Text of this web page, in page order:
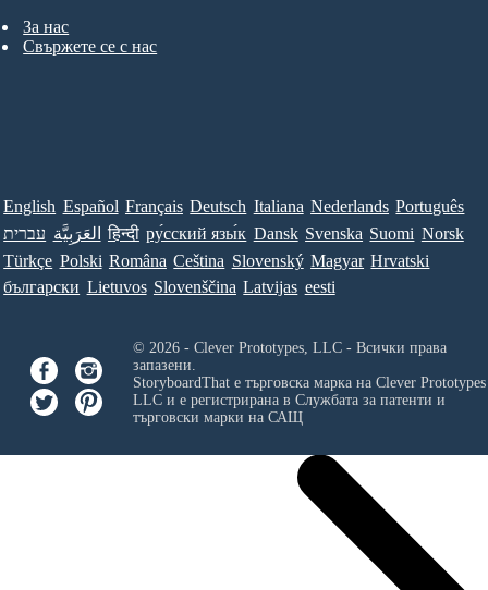
За нас
Свържете се с нас
English Español Français Deutsch Italiana Nederlands Português
עברית العَرَبِيَّة हिन्दी ру́сский язы́к Dansk Svenska Suomi Norsk
Türkçe Polski Româna Ceština Slovenský Magyar Hrvatski
български Lietuvos Slovenščina Latvijas eesti
© 2026 - Clever Prototypes, LLC - Всички права
запазени.
StoryboardThat е търговска марка на Clever
LLCи е регистрирана в Службата за патенти и
търговски марки на САЩ